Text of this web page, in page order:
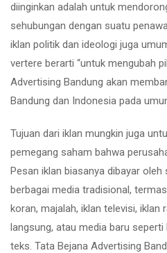
diinginkan adalah untuk
sehubungan dengan suatu
iklan politik dan ideologi juga
vertere berarti “untuk mengubah
Advertising Bandung akan
Bandung dan Indonesia pada
Tujuan dari iklan mungkin juga
pemegang saham bahwa
Pesan iklan biasanya dibayar
berbagai media tradisional,
koran, majalah, iklan televisi,
langsung, atau media baru
teks. Tata Bejana Advertising